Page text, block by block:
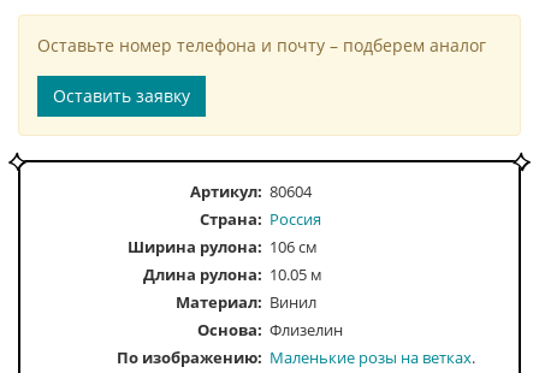
Оставьте номер телефона и почту – подберем аналог
Оставить заявку
Артикул: 80604
Страна: Россия
Ширина рулона: 106 см
Длина рулона: 10.05 м
Материал: Винил
Основа: Флизелин
По изображению
Маленькие розы на ветках